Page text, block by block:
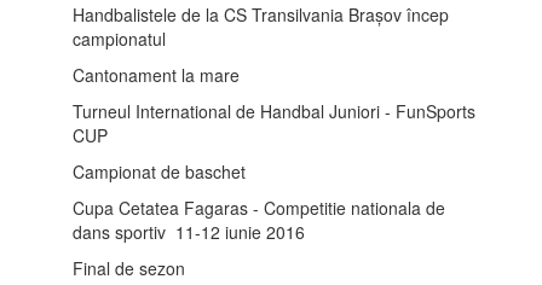
Handbalistele de la CS Transilvania Brașov încep
campionatul
Cantonament la mare
Turneul International de Handbal Juniori - FunSports
CUP
Campionat de baschet
Cupa Cetatea Fagaras - Competitie nationala de
dans sportiv 11-12 iunie 2016
Final de sezon